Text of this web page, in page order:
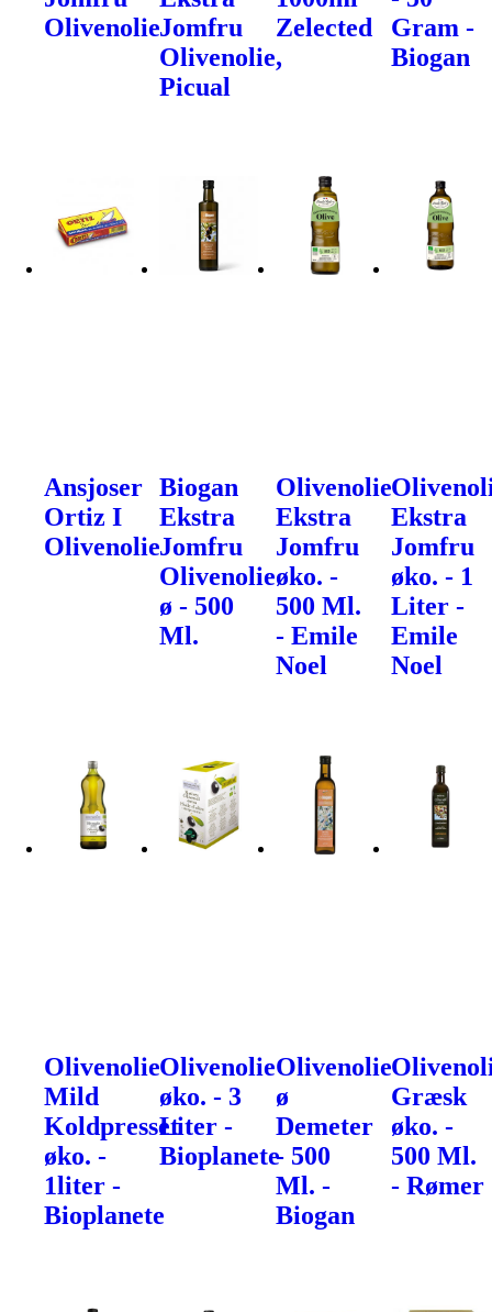
OlivenolieJomfru
Olivenolie,
Picual
Zelected
Gram -
Biogan
Ansjoser
Ortiz I
Olivenolie
Biogan
Ekstra
Jomfru
Olivenolie
ø - 500
Ml.
Olivenolie
Ekstra
Jomfru
øko. -
500 Ml.
- Emile
Noel
Ekstra
Jomfru
øko. - 1
Liter -
Emile
Noel
Olivenolie
Mild
Koldpresset
øko. -
1liter -
Bioplanete
Olivenolie
øko. - 3
Liter -
Bioplanete
Olivenolie
ø
Demeter
- 500
Ml. -
Biogan
Græsk
øko. -
500 Ml.
- Rømer